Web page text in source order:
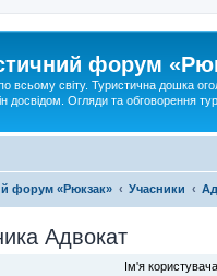
форум
всьому світу. Туристична дошка
досвідом. Огляди та обговорення
форум «Рюкзак» Учасники
Адвокат
Ім'я